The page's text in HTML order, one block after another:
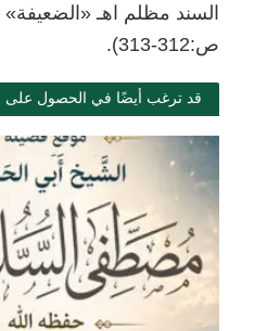
ص:312-313).
قد ترغب أيضًا في الحصول على